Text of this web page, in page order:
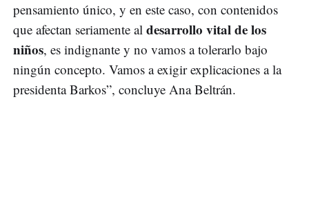
pensamiento único, y en este caso, con contenidos
que afectan seriamente al desarrollo vital de los
niños, es indignante y no vamos a tolerarlo bajo
ningún concepto. Vamos a exigir explicaciones a la
presidenta Barkos”, concluye Ana Beltrán.